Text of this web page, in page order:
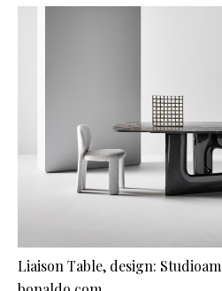
Liaison Table, design: